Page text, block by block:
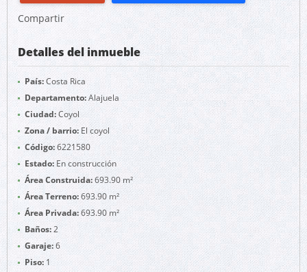
Compartir
Detalles del inmueble
País:Costa Rica
Departamento:Alajuela
Ciudad:Coyol
Zona / barrio: El coyol
Código:6221580
Estado:En construcción
Área Construida:693.90 m²
Área Terreno:693.90 m²
Área Privada:693.90 m²
Baños:2
Garaje:6
Piso:1